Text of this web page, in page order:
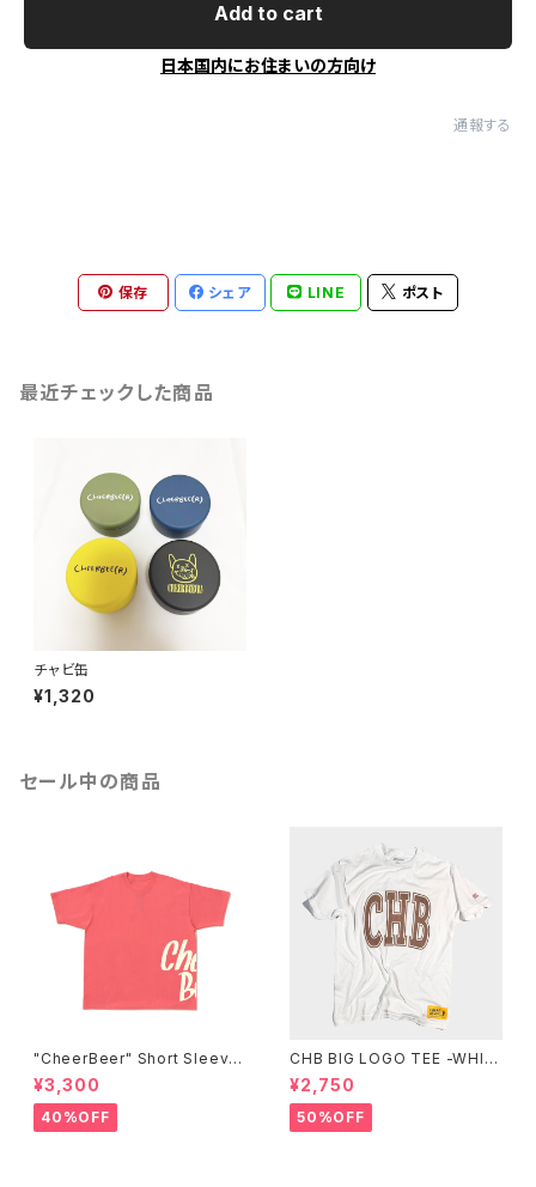
Add to cart
日本国内にお住まいの方向け
通報する
保存 シェア LINE ポスト
最近チェックした商品
チャビ缶
¥1,320
セール中の商品
"CheerBeer" Short Sleeve
Tee
¥3,300
40%OFF
CHB BIG LOGO TEE -WHIT
E-
¥2,750
50%OFF